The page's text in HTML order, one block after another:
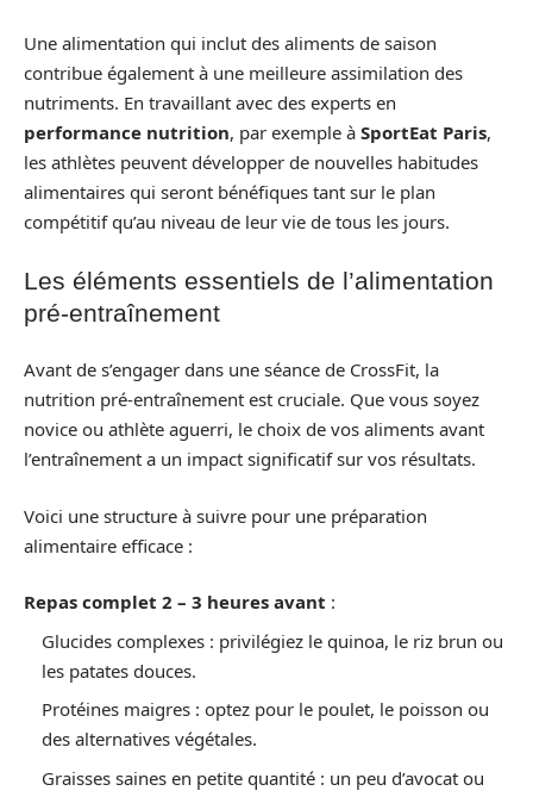
Une alimentation qui inclut des aliments de saison
contribue également à une meilleure assimilation des
nutriments. En travaillant avec des experts en
performance nutrition, par exemple à SportEat Paris,
les athlètes peuvent développer de nouvelles habitudes
alimentaires qui seront bénéfiques tant sur le plan
compétitif qu’au niveau de leur vie de tous les jours.
Les éléments essentiels de l’alimentation
pré-entraînement
Avant de s’engager dans une séance de CrossFit, la
nutrition pré-entraînement est cruciale. Que vous soyez
novice ou athlète aguerri, le choix de vos aliments avant
l’entraînement a un impact significatif sur vos résultats.
Voici une structure à suivre pour une préparation
alimentaire efficace :
Repas complet 2 – 3 heures avant :
Glucides complexes : privilégiez le quinoa, le riz brun ou
les patates douces.
Protéines maigres : optez pour le poulet, le poisson ou
des alternatives végétales.
Graisses saines en petite quantité : un peu d’avocat ou